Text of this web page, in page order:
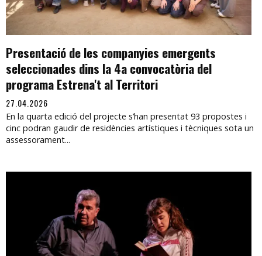
Presentació de les companyies emergents
seleccionades dins la 4a convocatòria del
programa Estrena't al Territori
27.04.2026
En la quarta edició del projecte s’han presentat 93 propostes i
cinc podran gaudir de residències artístiques i tècniques sota un
assessorament...